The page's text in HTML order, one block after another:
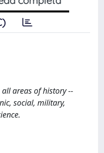
areas of history --
social, military,